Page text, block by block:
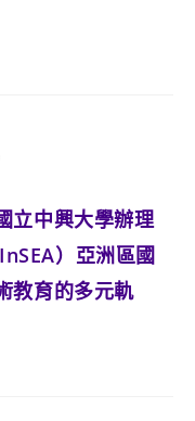
立中興大學辦理
）亞洲區國
教育的多元軌